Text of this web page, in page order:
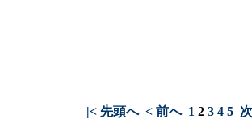
|< 先頭へ < 前へ 1 2 3 4 5